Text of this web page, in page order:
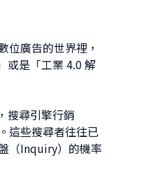
位廣告的世界裡，
或是「工業 4.0 解
搜尋引擎行銷
這些搜尋者往往已
（Inquiry）的機率